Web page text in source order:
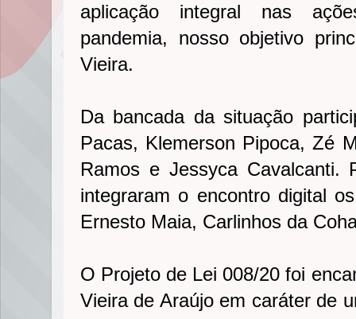
aplicação integral nas
pandemia, nosso objetivo
Vieira.
Da bancada da situação
Pacas, Klemerson Pipoca, Zé
Ramos e Jessyca Cavalcanti.
integraram o encontro digital
Ernesto Maia, Carlinhos da
O Projeto de Lei 008/20 foi
Vieira de Araújo em caráter de